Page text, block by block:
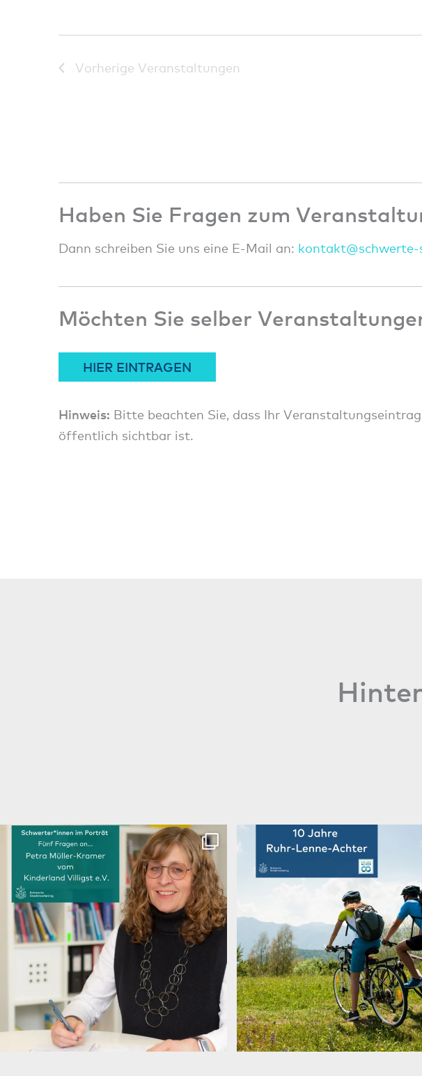
Vorherige Veranstaltungen
Haben Sie Fragen zum
Dann schreiben Sie uns eine E-Mail an: kontakt@schwert
Möchten Sie selber
HIER EINTRAGEN
Hinweis: Bitte beachten Sie, dass Ihr
öffentlich sichtbar ist.